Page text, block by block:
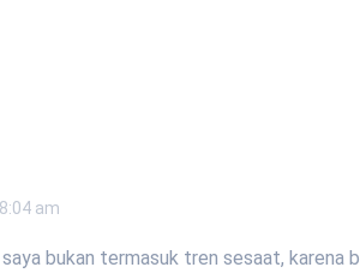
am
saya bukan termasuk tren sesaat,